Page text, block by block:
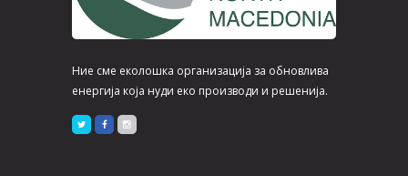
Ние сме еколошка организација за обновлива
енергија која нуди еко производи и решенија.